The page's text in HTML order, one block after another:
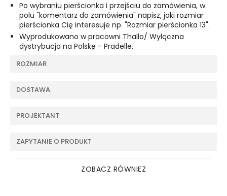
Po wybraniu pierścionka i przejściu do zamówienia, w
polu "komentarz do zamówienia" napisz, jaki rozmiar
pierścionka Cię interesuje np. "Rozmiar pierścionka 13".
Wyprodukowano w pracowni Thallo/ Wyłączna
dystrybucja na Polskę - Pradelle.
ROZMIAR
DOSTAWA
PROJEKTANT
ZAPYTANIE O PRODUKT
ZOBACZ RÓWNIEŻ